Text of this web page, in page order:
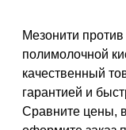
Мезонити против
полимолочной
качественный
гарантией и
Сравните цены,